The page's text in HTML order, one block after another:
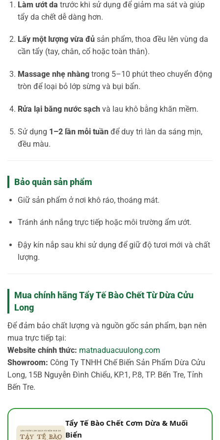
Làm ướt da trước khi sử dụng để giảm ma sát và giúp
tẩy da chết dễ dàng hơn.
Lấy một lượng vừa đủsản phẩm, thoa đều lên vùng da
cần tẩy (tay, chân, cổ hoặc toàn thân).
Massage nhẹ nhàngtrong 5–10 phút theo chuyển động
tròn để loại bỏ lớp sừng và bụi bẩn.
Rửa lại bằng nước sạchvà lau khô bằng khăn mềm.
Sử dụng 1–2 lần mỗi tuầnđể duy trì làn da sáng mịn,
đều màu.
Bảo quản sản phẩm
Giữ sản phẩm ở nơi khô ráo, thoáng mát.
Tránh ánh nắng trực tiếp hoặc môi trường ẩm ướt.
Đậy kín nắp sau khi sử dụng để giữ độ tươi mới và chất
lượng.
Mua chính hãng Tẩy Tế Bào Chết Từ Dừa Cửu
Long
Để đảm bảo chất lượng và nguồn gốc sản phẩm, bạn nên
mua trực tiếp tại:
Website chính thức: matnaduacuulong.com
Showroom: Công Ty TNHH Chế Biến Sản Phẩm Dừa Cửu
Long, 15B Nguyễn Đình Chiểu, KP.1, P.8, TP. Bến Tre, Tỉnh
Bến Tre.
Tẩy Tế Bào Chết Cơm Dừa & Muối
Biển